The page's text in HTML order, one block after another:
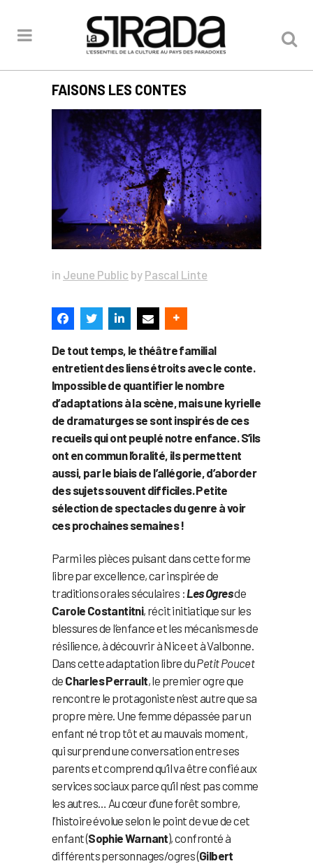
FAISONS LES CONTES
in Jeune Public by Pascal Linte
De tout temps, le théâtre familial
entretient des liens étroits avec le conte.
Impossible de quantifier le nombre
d’adaptations à la scène, mais une kyrielle
de dramaturges se sont inspirés de ces
recueils qui ont peuplé notre enfance. S’ils
ont en commun l’oralité, ils permettent
aussi, par le biais de l’allégorie, d’aborder
des sujets souvent difficiles. Petite
sélection de spectacles du genre à voir
ces prochaines semaines !
Parmi les pièces puisant dans cette forme
libre par excellence, car inspirée de
traditions orales séculaires : Les Ogresde
Carole Costantitni, récit initiatique sur les
blessures de l’enfance et les mécanismes de
résilience, à découvrir à Nice et à Valbonne.
Dans cette adaptation libre duPetit Poucet
de Charles Perrault, le premier ogre que
rencontre le protagoniste n’est autre que sa
propre mère. Une femme dépassée par un
enfant né trop tôt et au mauvais moment,
qui surprend une conversation entre ses
parents et comprend qu’il va être confié aux
services sociaux parce qu’il n’est pas comme
les autres… Au cœur d’une forêt sombre,
l’histoire évolue selon le point de vue de cet
enfant (Sophie Warnant), confronté à
différents personnages/ogres (Gilbert